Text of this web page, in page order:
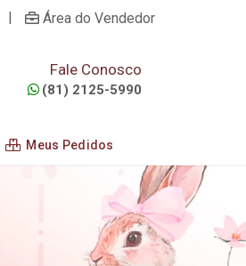
| Área do Vendedor
Fale Conosco
(81) 2125-5990
Meus Pedidos